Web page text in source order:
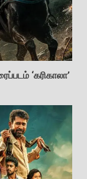
‘கரிகாலா’